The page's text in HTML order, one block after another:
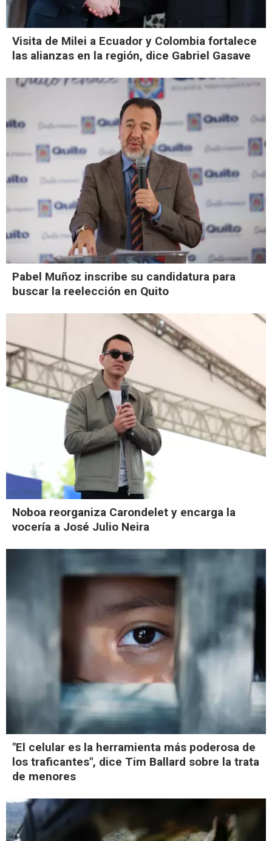
Visita de Milei a Ecuador y Colombia fortalece
las alianzas en la región, dice Gabriel Gasave
Pabel Muñoz inscribe su candidatura para
buscar la reelección en Quito
Noboa reorganiza Carondelet y encarga la
vocería a José Julio Neira
"El celular es la herramienta más poderosa de
los traficantes", dice Tim Ballard sobre la trata
de menores